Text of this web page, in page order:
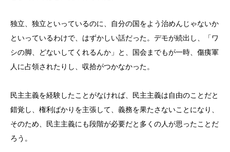
独立、独立といっているのに、自分の国をよう治めんじゃないか
といっているわけで、はずかしい話だった。デモが続出し、「ワ
シの脚、どないしてくれるんか」と、国会までもが一時、傷痍軍
人に占領されたりし、収拾がつかなかった。
民主主義を経験したことがなければ、民主主義は自由のことだと
錯覚し、権利ばかりを主張して、義務を果たさないことになり、
そのため、民主主義にも段階が必要だと多くの人が思ったことだ
ろう。